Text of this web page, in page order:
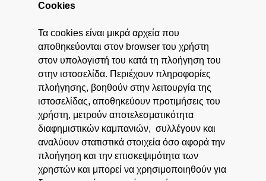
Cookies
Τα cookies είναι μικρά αρχεία που
αποθηκεύονται στον browser του χρήστη
στον υπολογιστή του κατά τη πλοήγηση του
στην ιστοσελίδα. Περιέχουν πληροφορίες
πλοήγησης, βοηθούν στην λειτουργία της
ιστοσελίδας, αποθηκεύουν προτιμήσεις του
χρήστη, μετρούν αποτελεσματικότητα
διαφημιστικών καμπανιών, συλλέγουν και
αναλύουν στατιστικά στοιχεία όσο αφορά την
πλοήγηση και την επισκεψιμότητα των
χρηστών και μπορεί να χρησιμοποιηθούν για